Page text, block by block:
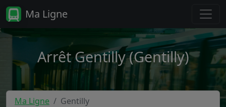
Ma Ligne
Arrêt Gentilly (Gentilly)
Ma Ligne Gentilly